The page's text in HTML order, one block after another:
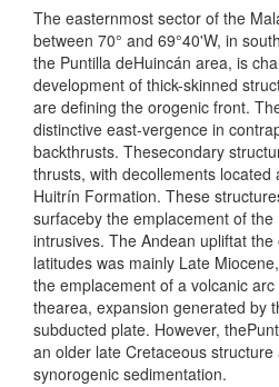
The easternmost sector of the
between 70° and 69°40'W, in
the Puntilla deHuincán area, is
development of thick-skinned
are defining the orogenic front.
distinctive east-vergence in
backthrusts. Thesecondary
thrusts, with decollements
Huitrín Formation. These
surfaceby the emplacement of
intrusives. The Andean upliftat
latitudes was mainly Late
the emplacement of a volcanic
thearea, expansion generated by
subducted plate. However,
an older late Cretaceous structure
synorogenic sedimentation.